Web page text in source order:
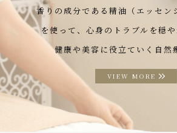
香りの成分である精油（エッセン
を使って、心身のトラブルを穏や
健康や美容に役立ていく自然
VIEW MORE